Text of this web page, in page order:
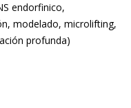
endorfinico,
modelado, microlifting,
profunda)